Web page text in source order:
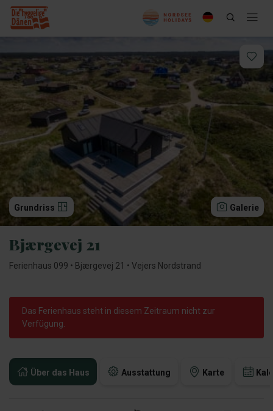
Grundriss Galerie
Bjærgevej 21
Ferienhaus 099 • Bjærgevej 21 • Vejers Nordstrand
Über das Haus Ausstattung Karte
Das Ferienhaus steht in diesem Zeitraum nicht zur
Verfügung.